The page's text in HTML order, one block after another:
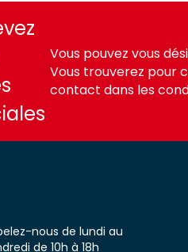
Vous pouvez vous
Vous trouverez pour
contact dans les
nous de lundi au
de 10h à 18h